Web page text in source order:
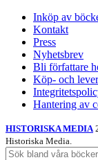
Inköp av
Kontakt
Press
Nyhetsbrev
Bli författare
Köp- och
Hantering av
HISTORISKA MEDIA
Historiska Media.